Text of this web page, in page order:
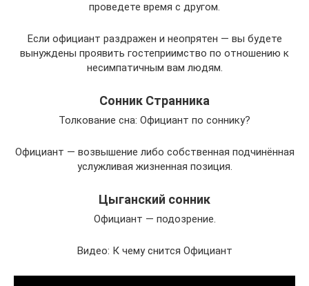
проведете время с другом.
Если официант раздражен и неопрятен — вы будете
вынуждены проявить гостеприимство по отношению к
несимпатичным вам людям.
Сонник Странника
Толкование сна: Официант по соннику?
Официант — возвышение либо собственная подчинённая
услужливая жизненная позиция.
Цыганский сонник
Официант — подозрение.
Видео: К чему снится Официант